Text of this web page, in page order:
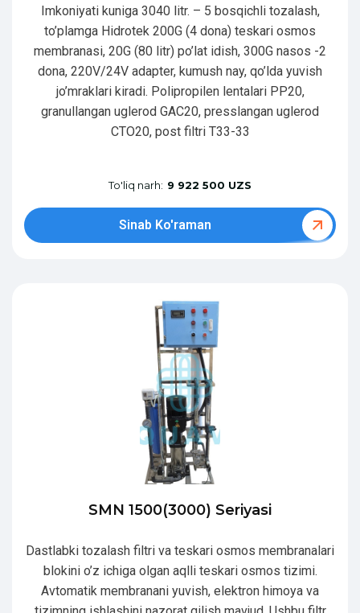
Imkoniyati kuniga 3040 litr. – 5 bosqichli tozalash,
to’plamga Hidrotek 200G (4 dona) teskari osmos
membranasi, 20G (80 litr) po’lat idish, 300G nasos -2
dona, 220V/24V adapter, kumush nay, qo’lda yuvish
jo’mraklari kiradi. Polipropilen lentalari PP20,
granullangan uglerod GAC20, presslangan uglerod
CTO20, post filtri T33-33
To'liq narh: 9 922 500 UZS
Sinab Ko'raman
SMN 1500(3000) Seriyasi
Dastlabki tozalash filtri va teskari osmos membranalari
blokini o’z ichiga olgan aqlli teskari osmos tizimi.
Avtomatik membranani yuvish, elektron himoya va